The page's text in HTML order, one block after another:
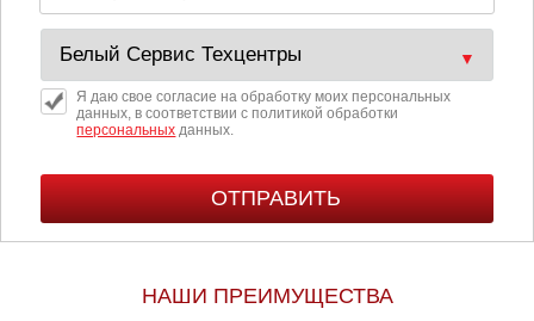
Сургут
Тольятти
Тула
Тюмень
Чебоксары
Я даю свое согласие на обработку моих персональных
данных, в соответствии с политикой обработки
персональных данных.
НАШИ ПРЕИМУЩЕСТВА